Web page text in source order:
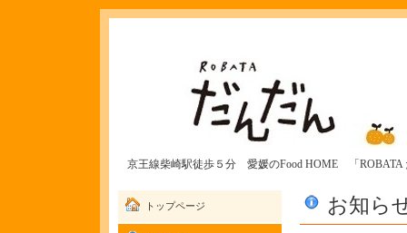
京王線柴崎駅徒歩５分 愛媛のFood HOME 「ROBATA
お知ら
トップページ